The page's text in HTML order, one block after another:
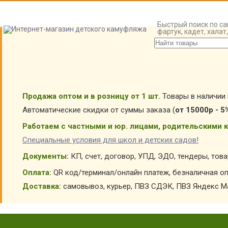
Быстрый поиск по
фартук, кадет,
Продажа оптом и в розницу от 1 шт. Товары в наличии
Автоматические скидки от суммы заказа (от 15000р -
Работаем с частными и юр. лицами, родительскими
Специальные условия для школ и детских садов!
Документы: КП, счет, договор, УПД, ЭДО, тендеры,
Оплата: QR код/терминал/онлайн платеж, безналичная
Доставка: самовывоз, курьер, ПВЗ СДЭК, ПВЗ Яндекс